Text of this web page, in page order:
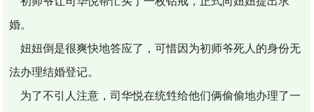
婚。
妞妞倒是很爽快地答应了，可惜因为初师爷死人的身份无
法办理结婚登记。
为了不引人注意，司华悦在统甡给他们俩偷偷地办理了一